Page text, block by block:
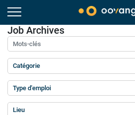
Job Archives
Mots-clés